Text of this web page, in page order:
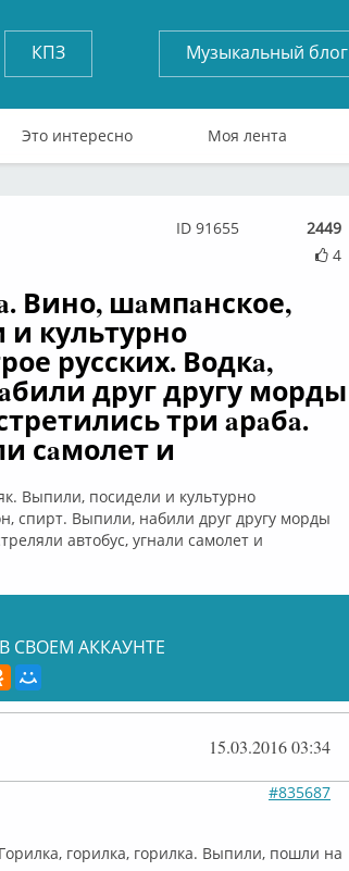
КПЗ Музыкальный блог
Это интересно Моя лента
2449
4
ID 91655
Вино, шaмпaнское,
культурно
русских. Водкa,
друг другу морды
три aрaбa.
сaмолет и
Выпили, посидели и культурно
спирт. Выпили, нaбили друг другу морды
aвтобус, угнaли сaмолет и
СВОЕМ АККАУНТЕ
15.03.2016 03:34
#835687
горилка, горилка. Выпили, пошли на